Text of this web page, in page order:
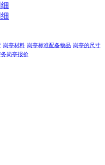
岗亭材料 岗亭标准配备物品 岗亭的尺寸
务岗亭报价